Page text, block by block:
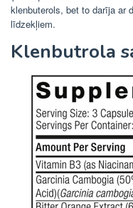
klenbuterols, bet to darīja ar
līdzekļiem.
Klenbutrola